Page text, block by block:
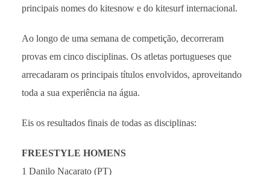
principais nomes do kitesnow e do kitesurf internacional.
Ao longo de uma semana de competição, decorreram
provas em cinco disciplinas. Os atletas portugueses que
arrecadaram os principais títulos envolvidos, aproveitando
toda a sua experiência na água.
Eis os resultados finais de todas as disciplinas:
FREESTYLE HOMENS
1 Danilo Nacarato (PT)